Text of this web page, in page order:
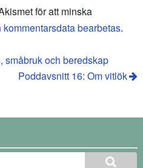
för att minska
bearbetas.
småbruk och beredskap
Poddavsnitt 16: Om vitlök